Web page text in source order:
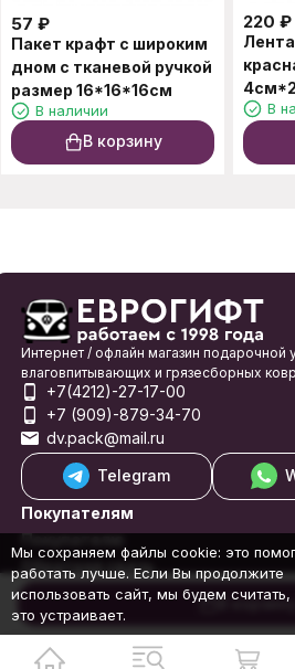
В
57 ₽
Пакет крафт с широким
дном с тканевой ручкой
размер 16*16*16см
В наличии
В корзину
220 ₽
В
Интернет / офлайн магазин подарочной
влаговпитывающих и грязесборных
+7(4212)-27-17-00
+7 (909)-879-34-70
dv.pack@mail.ru
Telegram
Покупателям
Покупателю
Обратная связь
© 1998-2026 Еврогифт
Мы сохраняем файлы cookie: это
работать лучше. Если Вы продолжите
использовать сайт, мы будем считать,
это устраивает.